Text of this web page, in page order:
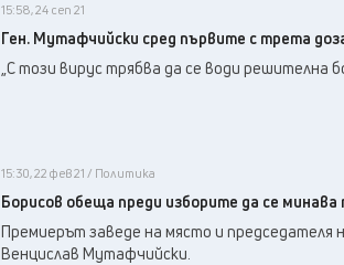
Перник , 20°C
Плевен, 24°C
Силистра, 23
Сливен, 20°C
15:58, 24 сеп 21
Ген. Мутафчийски сред първите с трета
„С този вирус трябва да се води решителна
15:30, 22 фев 21 / Политика
Борисов обеща преди изборите да се минава
Премиерът заведе на място и председателя
Венцислав Мутафчийски.